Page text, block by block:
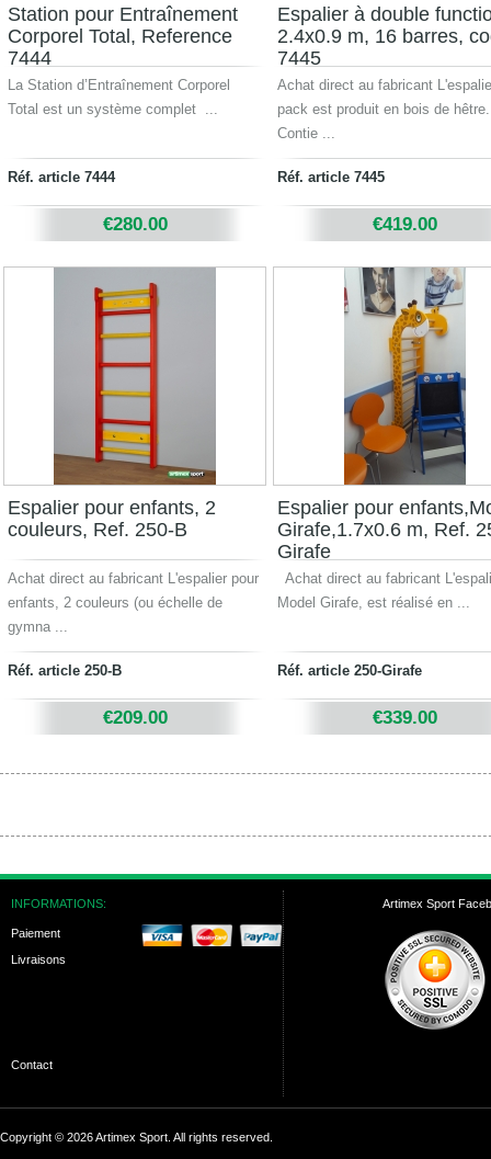
Station pour Entraînement
Corporel Total, Reference
7444
La Station d’Entraînement Corporel
Total est un système complet ...
Réf. article 7444
€280.00
Espalier à double
2.4x0.9 m, 16 barres,
7445
Achat direct au fabricant
pack est produit en bois de hêtre.
Contie ...
Réf. article 7445
€419.00
Espalier pour enfants, 2
couleurs, Ref. 250-B
Achat direct au fabricant L'espalier pour
enfants, 2 couleurs (ou échelle de
gymna ...
Réf. article 250-B
€209.00
Espalier pour
Girafe,1.7x0.6 m, Ref.
Girafe
Achat direct au fabricant
Model Girafe, est réalisé en ...
Réf. article 250-Girafe
€339.00
INFORMATIONS:
Paiement
Livraisons
Contact
Artimex Sport
Copyright © 2026 Artimex Sport. All rights reserved.